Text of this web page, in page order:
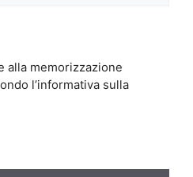
alla memorizzazione
l’informativa sulla